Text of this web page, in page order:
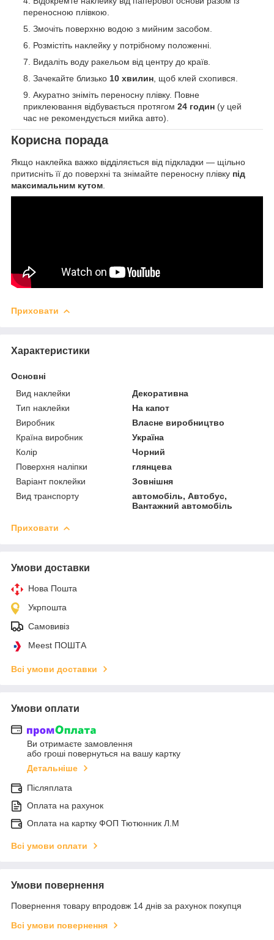
переносною плівкою.
Змочіть поверхню водою з мийним засобом.
Розмістіть наклейку у потрібному положенні.
Видаліть воду ракельом від центру до країв.
Зачекайте близько 10 хвилин, щоб клей схопився.
Акуратно зніміть переносну плівку. Повне
приклеювання відбувається протягом 24 годин (у цей
час не рекомендується мийка авто).
Корисна порада
Якщо наклейка важко відділяється від підкладки — щільно
притисніть її до поверхні та знімайте переносну плівку під
максимальним кутом
Приховати
Характеристики
Основні
Вид наклейки
Декоративна
Тип наклейки
На капот
Виробник
Власне виробництво
Країна виробник
Україна
Колір
Чорний
Поверхня наліпки
глянцева
Варіант поклейки
Зовнішня
Вид транспорту
автомобіль, Автобус,
Вантажний автомобіль
Приховати
Умови доставки
Нова Пошта
Укрпошта
Самовивіз
Meest ПОШТА
Всі умови доставки
Умови оплати
Ви отримаєте замовлення
або гроші повернуться на вашу картку
Детальніше
Післяплата
Оплата на рахунок
Оплата на картку ФОП Тютюнник Л.М
Всі умови оплати
Умови повернення
Повернення товару впродовж 14 днів за рахунок покупця
Всі умови повернення